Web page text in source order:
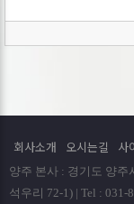
회사는 개인정보
회사는 원칙적으
ο 파기절차
회원님이 회원가입
회사소개 오시는길 사
양주 본사 : 경기도 양주
석우리 72-1) | Tel : 031-